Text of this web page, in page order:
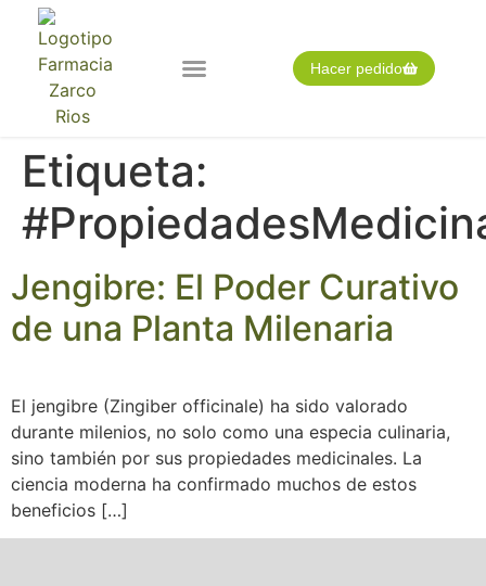
Hacer pedido
Etiqueta:
Jengibre: El Poder Curativo
de una Planta Milenaria
El jengibre (Zingiber officinale) ha sido valorado
durante milenios, no solo como una especia culinaria,
sino también por sus propiedades medicinales. La
ciencia moderna ha confirmado muchos de estos
beneficios […]